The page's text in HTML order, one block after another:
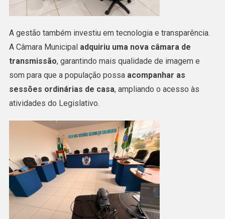
A gestão também investiu em tecnologia e transparência.
A Câmara Municipal adquiriu uma nova câmara de
transmissão, garantindo mais qualidade de imagem e
som para que a população possa acompanhar as
sessões ordinárias de casa, ampliando o acesso às
atividades do Legislativo.